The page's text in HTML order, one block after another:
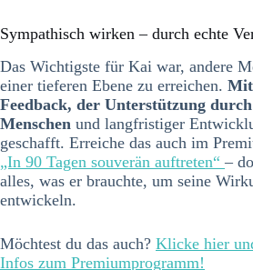
Sympathisch wirken – durch echte
Das Wichtigste für Kai war, andere
einer tieferen Ebene zu erreichen.
Feedback, der Unterstützung
Menschen und langfristiger
geschafft. Erreiche das auch im
„In 90 Tagen souverän auftreten“ –
alles, was er brauchte, um seine
entwickeln.
Möchtest du das auch? Klicke hier
Infos zum Premiumprogramm!